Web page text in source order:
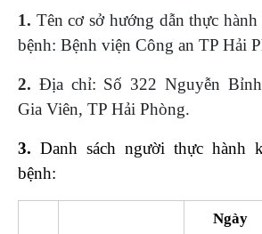
1. Tên cơ sở hướng dẫn thực
bệnh: Bệnh viện Công an TP Hải
2. Địa chỉ: Số 322 Nguyễn
Gia Viên, TP Hải Phòng.
3. Danh sách người thực hành
bệnh:
Ngày